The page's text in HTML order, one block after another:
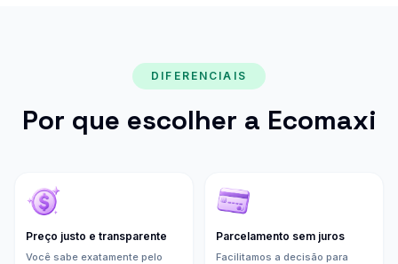
DIFERENCIAIS
Por que escolher a Ecomaxi
Preço justo e transparente
Você sabe exatamente pelo
Parcelamento sem juros
Facilitamos a decisão para